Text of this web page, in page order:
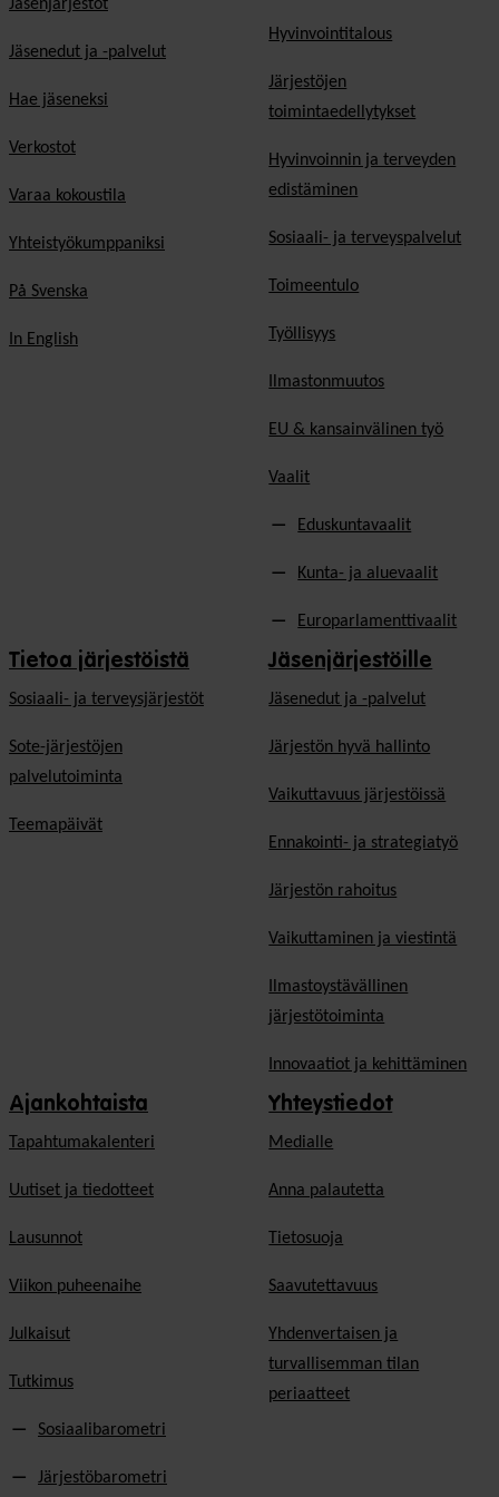
Jäsenjärjestöt
Jäsenedut ja -palvelut
Hae jäseneksi
Verkostot
Varaa kokoustila
Yhteistyökumppaniksi
På Svenska
In English
Hyvinvointitalous
Järjestöjen
toimintaedellytykset
Hyvinvoinnin ja terveyden
edistäminen
Sosiaali- ja terveyspalvelut
Toimeentulo
Työllisyys
Ilmastonmuutos
EU & kansainvälinen työ
Vaalit
Eduskuntavaalit
Kunta- ja aluevaalit
Europarlamenttivaalit
Tietoa järjestöistä
Sosiaali- ja terveysjärjestöt
Sote-järjestöjen
palvelutoiminta
Teemapäivät
Jäsenjärjestöille
Jäsen­edut ja -palvelut
Järjestön hyvä hallinto
Vaikuttavuus järjestöissä
Ennakointi- ja strategiatyö
Järjestön rahoitus
Vaikuttaminen ja viestintä
Ilmastoystävällinen
järjestötoiminta
Innovaatiot ja kehittäminen
Ajankohtaista
Tapahtumakalenteri
Uutiset ja tiedotteet
Lausunnot
Viikon puheenaihe
Julkaisut
Tutkimus
Sosiaalibarometri
Järjestöbarometri
Yhteystiedot
Medialle
Anna palautetta
Tietosuoja
Saavutettavuus
Yhdenvertaisen ja
turvallisemman tilan
periaatteet